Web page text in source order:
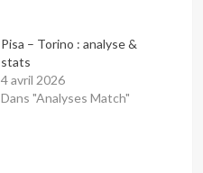
Pisa – Torino : analyse &
stats
4 avril 2026
Dans "Analyses Match"